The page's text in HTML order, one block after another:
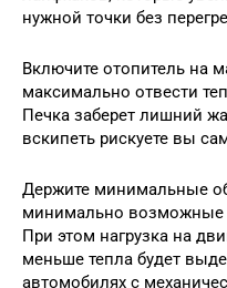
нужной точки без
Включите отопитель на
максимально отвести
Печка заберет лишний
вскипеть рискуете вы
Держите минимальные
минимально возможные
При этом нагрузка на
меньше тепла будет
автомобилях с